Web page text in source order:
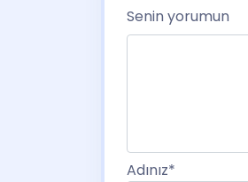
Senin yorumun
Adınız*